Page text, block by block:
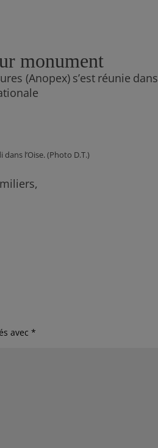
monument
(Anopex) s’est réunie dans
l’Oise.(Photo D.T.)
avec*